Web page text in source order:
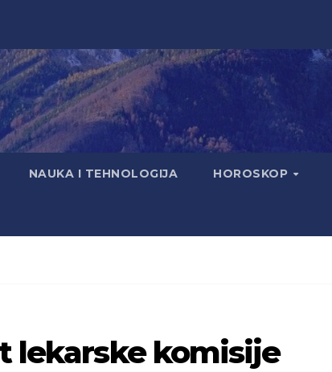
NAUKA I TEHNOLOGIJA HOROSKOP
lekarske komisije